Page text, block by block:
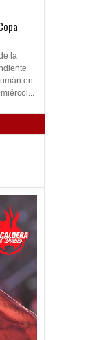
la
en